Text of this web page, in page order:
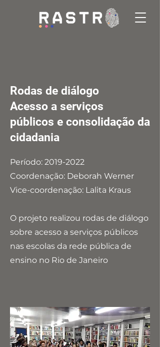
Rodas de diálogo
Acesso a serviços
públicos e consolidação da
cidadania
Período: 2019-2022
Coordenação: Deborah Werner
Vice-coordenação: Lalita Kraus
O projeto realizou rodas de diálogo
sobre acesso a serviços públicos
nas escolas da rede pública de
ensino no Rio de Janeiro